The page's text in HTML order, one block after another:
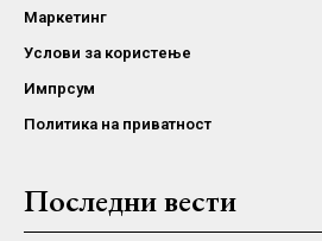
Маркетинг
Услови за користење
Импрсум
Политика на приватност
Последни вести